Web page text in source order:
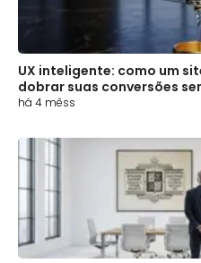
UX inteligente: como um
dobrar suas conversões
mídia
há 4 mêss